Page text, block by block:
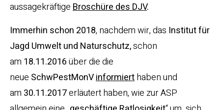
aussagekräftigeBroschüre des DJV.
Immerhin schon 2018, nachdem wir, das Institut für
Jagd Umwelt und Naturschutz,schon
am 18.11.2016über die die
neue SchwPestMonVinformierthaben und
am 30.11.2017erläutert haben, wie zur ASP